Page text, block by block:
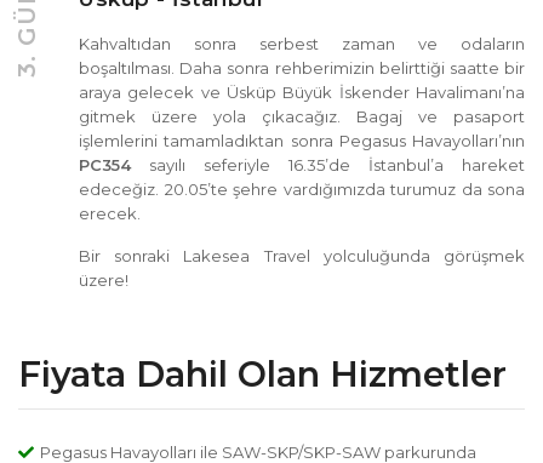
3. GÜN
Kahvaltıdan sonra serbest zaman ve odaların
boşaltılması. Daha sonra rehberimizin belirttiği saatte bir
araya gelecek ve Üsküp Büyük İskender Havalimanı’na
gitmek üzere yola çıkacağız. Bagaj ve pasaport
işlemlerini tamamladıktan sonra Pegasus Havayolları’nın
PC354sayılı seferiyle 16.35’de İstanbul’a hareket
edeceğiz. 20.05’te şehre vardığımızda turumuz da sona
erecek.
Bir sonraki Lakesea Travel yolculuğunda görüşmek
üzere!
Fiyata Dahil Olan Hizmetler
Pegasus Havayolları ile SAW-SKP/SKP-SAW parkurunda